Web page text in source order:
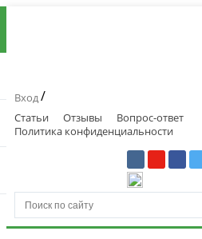
Вход/
Статьи Отзывы
Вопрос-ответ
Политика конфиденциальности